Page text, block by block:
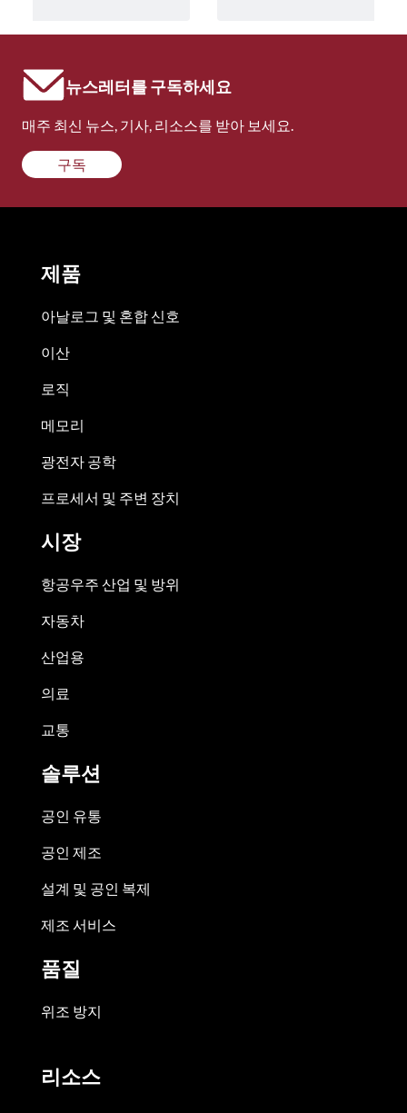
뉴스레터를 구독하세요
매주 최신 뉴스, 기사, 리소스를 받아 보세요.
구독
제품
아날로그 및 혼합 신호
이산
로직
메모리
광전자 공학
프로세서 및 주변 장치
시장
항공우주 산업 및 방위
자동차
산업용
의료
교통
솔루션
공인 유통
공인 제조
설계 및 공인 복제
제조 서비스
품질
위조 방지
리소스